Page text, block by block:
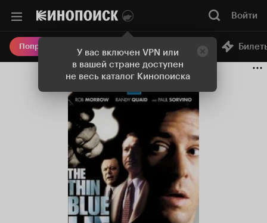
У вас включен VPN или
в вашей стране доступен
не весь каталог Кинопоиска
Войти
Попробовать Плюс Онлайн-кинотеатр